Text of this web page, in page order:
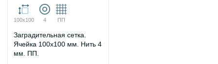
100х100 4 ПП
Заградительная сетка.
Ячейка 100х100 мм. Нить 4
мм. ПП.